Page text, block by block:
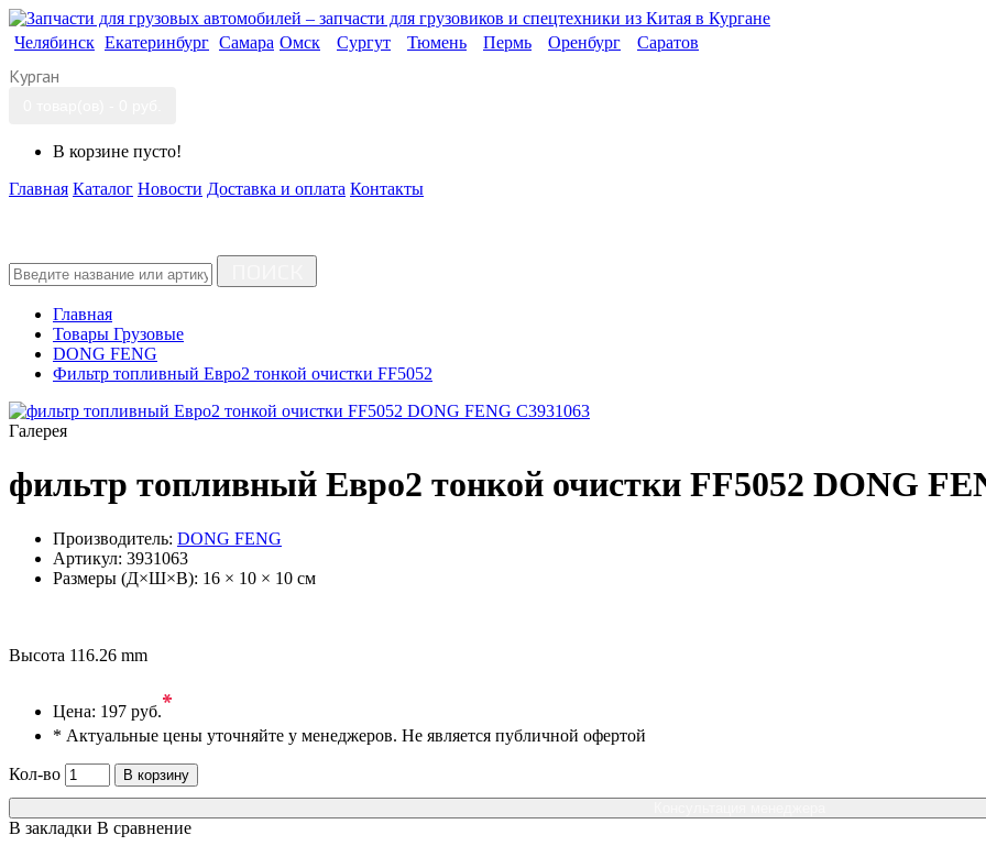
Челябинск Екатеринбург Самара Омск Сургут Тюмень Пермь Оренбург Саратов
Курган
В корзине пусто!
Главная Каталог Новости Доставка и оплата Контакты
Главная
Товары Грузовые
DONG FENG
Фильтр топливный Евро2 тонкой очистки FF5052
Галерея
фильтр топливный Евро2 тонкой очистки FF5052 DONG
Производитель: DONG FENG
Артикул: 3931063
Размеры (Д×Ш×В): 16 × 10 × 10 см
Высота 116.26 mm
Цена: 197 руб.*
* Актуальные цены уточняйте у менеджеров. Не является публичной офертой
Кол-во
В корзину
В закладки В сравнение